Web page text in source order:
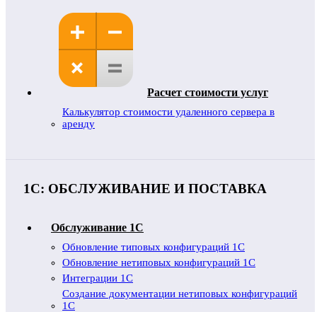
Расчет стоимости услуг
Калькулятор стоимости удаленного сервера в
аренду
1С: ОБСЛУЖИВАНИЕ И ПОСТАВКА
Обслуживание 1C
Обновление типовых конфигураций 1С
Обновление нетиповых конфигураций 1С
Интеграции 1С
Создание документации нетиповых конфигураций
1С